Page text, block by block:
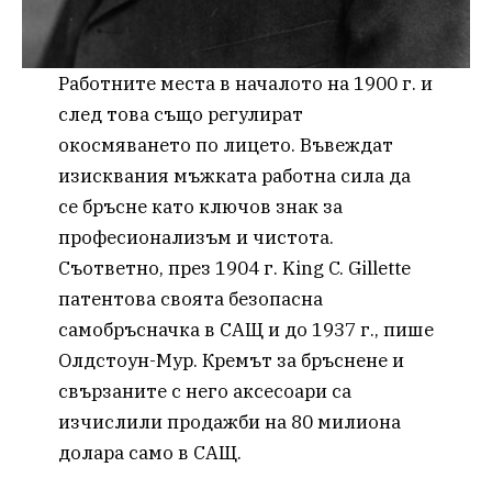
Работните места в началото на 1900 г. и
след това също регулират
окосмяването по лицето. Въвеждат
изисквания мъжката работна сила да
се бръсне като ключов знак за
професионализъм и чистота.
Съответно, през 1904 г. King C. Gillette
патентова своята безопасна
самобръсначка в САЩ и до 1937 г., пише
Олдстоун-Мур. Кремът за бръснене и
свързаните с него аксесоари са
изчислили продажби на 80 милиона
долара само в САЩ.